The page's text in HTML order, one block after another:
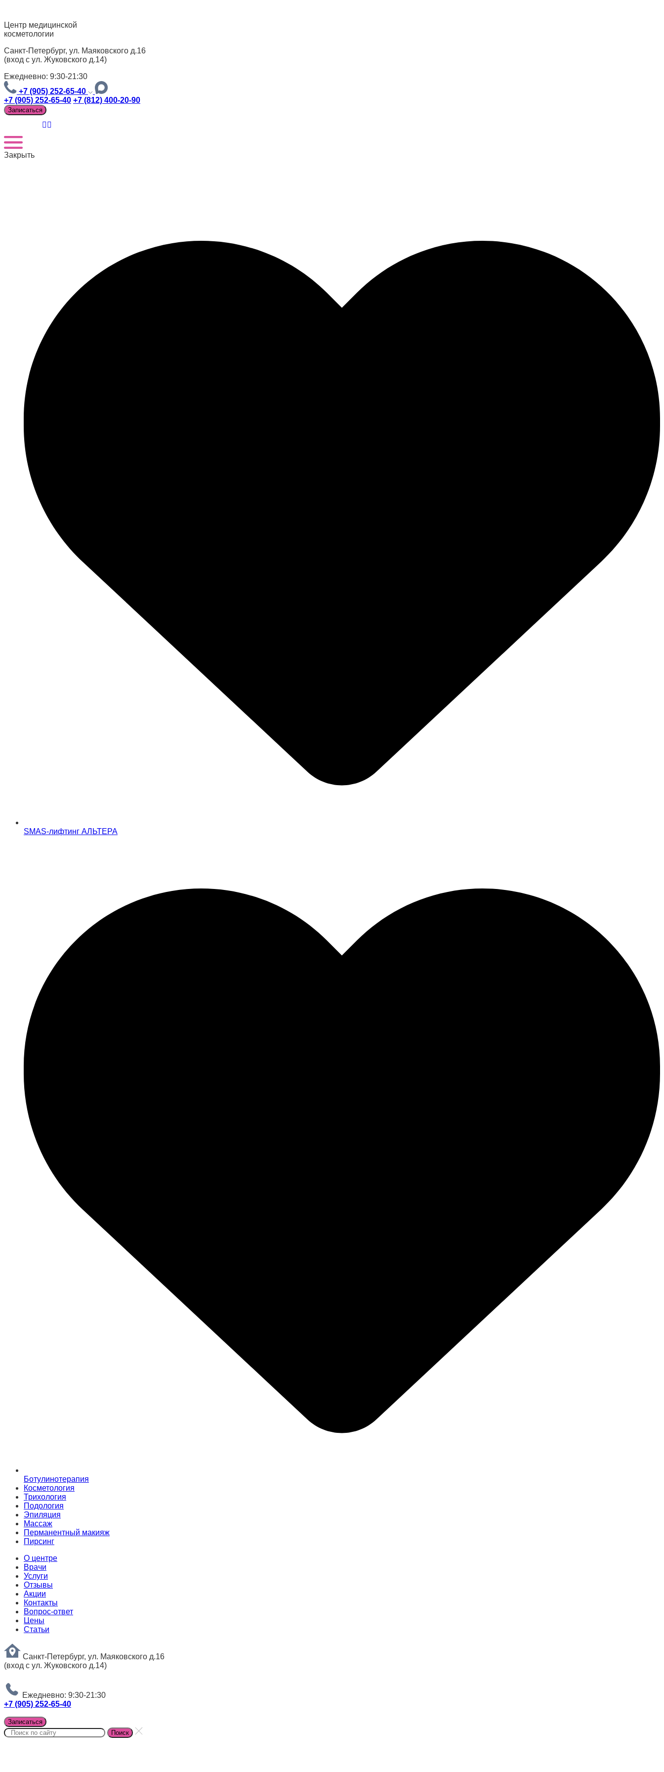
Центр медицинской
косметологии
Санкт-Петербург, ул. Маяковского д.16
(вход с ул. Жуковского д.14)
Ежедневно: 9:30-21:30
+7 (905) 252-65-40
+7 (905) 252-65-40 +7 (812) 400-20-90
Записаться
Закрыть
SMAS-лифтинг АЛЬТЕРА
Ботулинотерапия
Косметология
Трихология
Подология
Эпиляция
Массаж
Перманентный макияж
Пирсинг
О центре
Врачи
Услуги
Отзывы
Акции
Контакты
Вопрос-ответ
Цены
Статьи
Санкт-Петербург, ул. Маяковского д.16
(вход с ул. Жуковского д.14)
Ежедневно: 9:30-21:30
+7 (905) 252-65-40
Записаться